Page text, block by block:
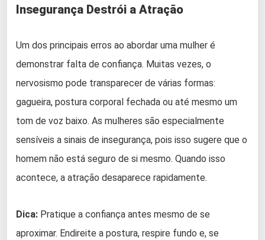
Insegurança Destrói a Atração
Um dos principais erros ao abordar uma mulher é
demonstrar falta de confiança. Muitas vezes, o
nervosismo pode transparecer de várias formas:
gagueira, postura corporal fechada ou até mesmo um
tom de voz baixo. As mulheres são especialmente
sensíveis a sinais de insegurança, pois isso sugere que o
homem não está seguro de si mesmo. Quando isso
acontece, a atração desaparece rapidamente.
Dica: Pratique a confiança antes mesmo de se
aproximar. Endireite a postura, respire fundo e, se